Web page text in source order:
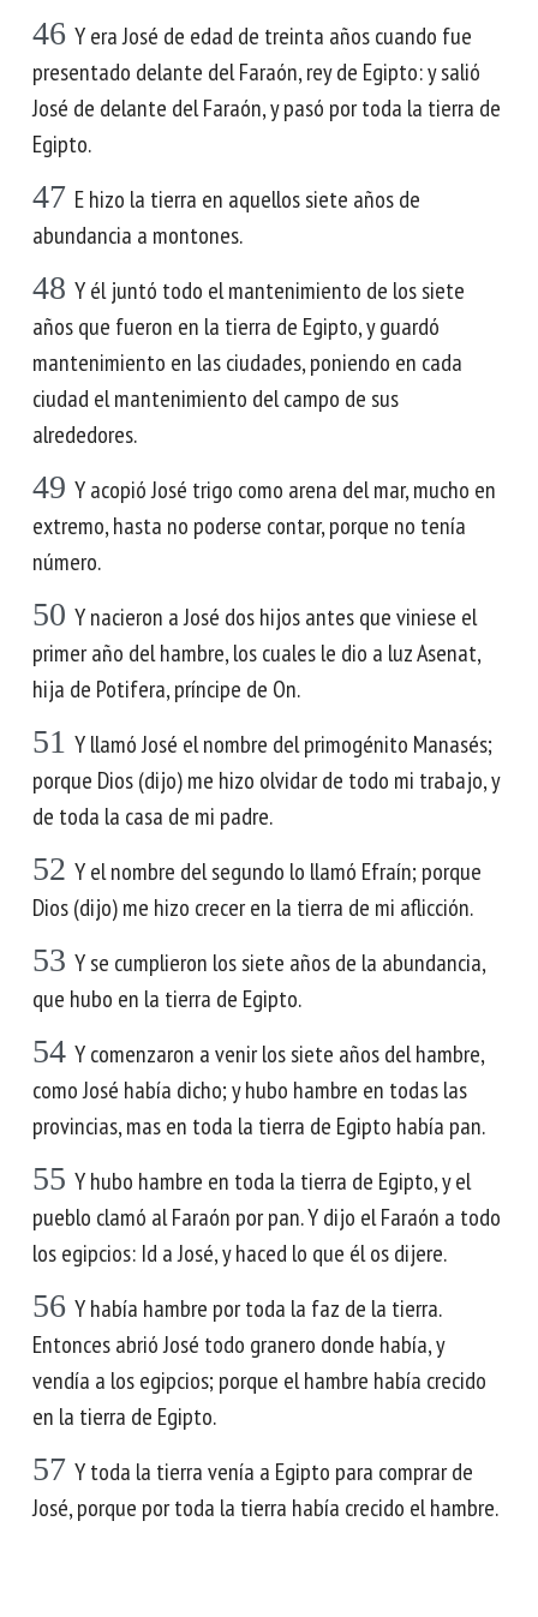
46 Y era José de edad de treinta años cuando fue
presentado delante del Faraón, rey de Egipto: y salió
José de delante del Faraón, y pasó por toda la tierra de
Egipto.
47 E hizo la tierra en aquellos siete años de
abundancia a montones.
48 Y él juntó todo el mantenimiento de los siete
años que fueron en la tierra de Egipto, y guardó
mantenimiento en las ciudades, poniendo en cada
ciudad el mantenimiento del campo de sus
alrededores.
49 Y acopió José trigo como arena del mar, mucho en
extremo, hasta no poderse contar, porque no tenía
número.
50 Y nacieron a José dos hijos antes que viniese el
primer año del hambre, los cuales le dio a luz Asenat,
hija de Potifera, príncipe de On.
51 Y llamó José el nombre del primogénito Manasés;
porque Dios (dijo) me hizo olvidar de todo mi trabajo, y
de toda la casa de mi padre.
52 Y el nombre del segundo lo llamó Efraín; porque
Dios (dijo) me hizo crecer en la tierra de mi aflicción.
53 Y se cumplieron los siete años de la abundancia,
que hubo en la tierra de Egipto.
54 Y comenzaron a venir los siete años del hambre,
como José había dicho; y hubo hambre en todas las
provincias, mas en toda la tierra de Egipto había pan.
55 Y hubo hambre en toda la tierra de Egipto, y el
pueblo clamó al Faraón por pan. Y dijo el Faraón a todo
los egipcios: Id a José, y haced lo que él os dijere.
56 Y había hambre por toda la faz de la tierra.
Entonces abrió José todo granero donde había, y
vendía a los egipcios; porque el hambre había crecido
en la tierra de Egipto.
57 Y toda la tierra venía a Egipto para comprar de
José, porque por toda la tierra había crecido el hambre.